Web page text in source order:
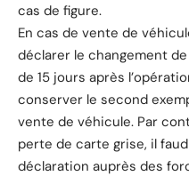
cas de figure.
En cas de vente de
déclarer le changement
de 15 jours après
conserver le second
vente de véhicule. Par
perte de carte grise, il
déclaration auprès des